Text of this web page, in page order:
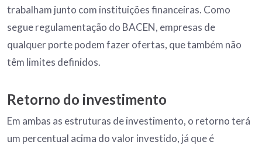
trabalham junto com instituições financeiras. Como
segue regulamentação do BACEN, empresas de
qualquer porte podem fazer ofertas, que também não
têm limites definidos.
Retorno do investimento
Em ambas as estruturas de investimento, o retorno terá
um percentual acima do valor investido, já que é